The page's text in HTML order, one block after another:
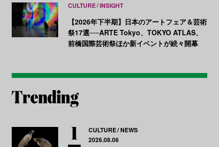
CULTURE INSIGHT
【2026年下半期】日本のアートフェア＆芸術
祭17選──ARTE Tokyo、TOKYO ATLAS、
前橋国際芸術祭ほか新イベントが続々開幕
CULTURE NEWS
2026.08.06